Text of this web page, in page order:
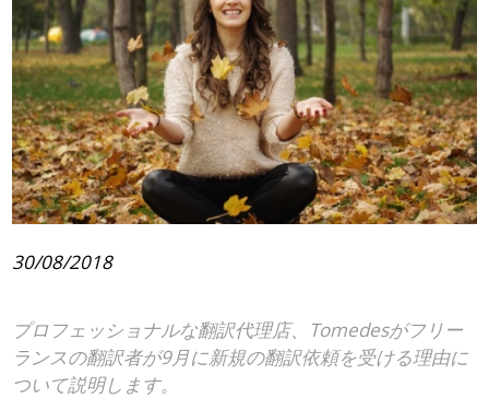
30/08/2018
プロフェッショナルな翻訳代理店、Tomedesがフリー
ランスの翻訳者が9月に新規の翻訳依頼を受ける理由に
ついて説明します。